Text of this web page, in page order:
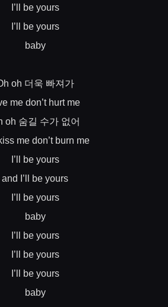
I’ll be yours
I’ll be yours
baby
oh 더욱 빠져가
me don’t hurt me
oh 숨길 수가 없어
me don’t burn me
I’ll be yours
and I’ll be yours
I’ll be yours
baby
I’ll be yours
I’ll be yours
I’ll be yours
baby